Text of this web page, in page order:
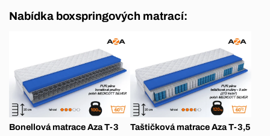
Nabídka boxspringových matrací:
Bonellová matrace Aza T-3 Taštičková matrace Aza T-3,5